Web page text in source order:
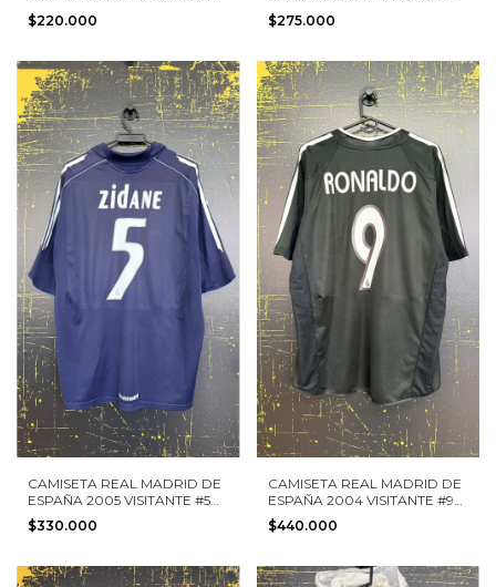
ADIDAS TALLA L
$220.000
ADIDAS TALLA L MANGA
LARGA
$275.000
CAMISETA REAL MADRID DE
ESPAÑA 2005 VISITANTE #5
ZIDANE ADIDAS TALLA XL
$330.000
CAMISETA REAL MADRID DE
ESPAÑA 2004 VISITANTE #9
RONALDO ADIDAS TALLA M
$440.000